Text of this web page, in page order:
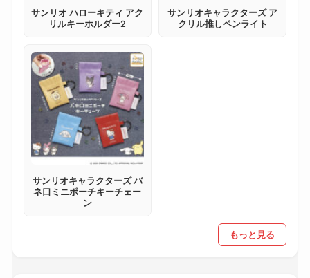
サンリオ ハローキティ アク
リルキーホルダー2
サンリオキャラクターズ ア
クリル推しペンライト
サンリオキャラクターズ バ
ネ口ミニポーチキーチェー
ン
もっと見る